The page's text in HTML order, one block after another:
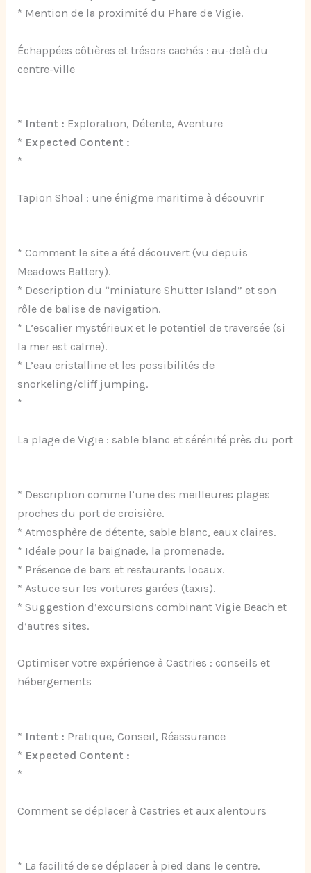
* Mention de la proximité du Phare de Vigie.
Échappées côtières et trésors cachés : au-delà du
centre-ville
* Intent : Exploration, Détente, Aventure
* Expected Content :
*
Tapion Shoal : une énigme maritime à découvrir
* Comment le site a été découvert (vu depuis
Meadows Battery).
* Description du “miniature Shutter Island” et son
rôle de balise de navigation.
* L’escalier mystérieux et le potentiel de traversée (si
la mer est calme).
* L’eau cristalline et les possibilités de
snorkeling/cliff jumping.
*
La plage de Vigie : sable blanc et sérénité près du port
* Description comme l’une des meilleures plages
proches du port de croisière.
* Atmosphère de détente, sable blanc, eaux claires.
* Idéale pour la baignade, la promenade.
* Présence de bars et restaurants locaux.
* Astuce sur les voitures garées (taxis).
* Suggestion d’excursions combinant Vigie Beach et
d’autres sites.
Optimiser votre expérience à Castries : conseils et
hébergements
* Intent : Pratique, Conseil, Réassurance
* Expected Content :
*
Comment se déplacer à Castries et aux alentours
* La facilité de se déplacer à pied dans le centre.